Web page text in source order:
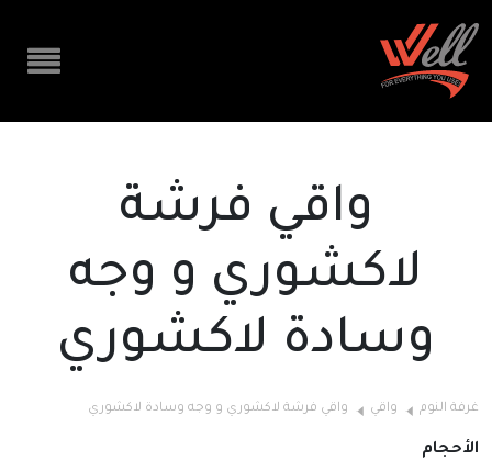
واقي فرشة
لاكشوري و وجه
وسادة لاكشوري
غرفة النوم واقي واقي فرشة لاكشوري و وجه وسادة لاكشوري
الأحجام